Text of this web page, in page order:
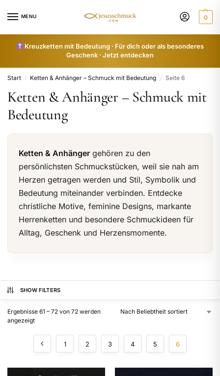
MENU 0
Kreuzketten mit Bedeutung · Für dich oder als besonderes
Geschenk · Jetzt entdecken
Start / Ketten & Anhänger – Schmuck mit Bedeutung / Seite 6
Ketten & Anhänger – Schmuck mit
Bedeutung
Ketten & Anhänger gehören zu den
persönlichsten Schmuckstücken, weil sie nah am
Herzen getragen werden und Stil, Symbolik und
Bedeutung miteinander verbinden. Entdecke
christliche Motive, feminine Designs, markante
Herrenketten und besondere Schmuckideen für
Alltag, Geschenk und Herzensmomente.
SHOW FILTERS
Ergebnisse 61 – 72 von 72 werden
angezeigt
1 2 3 4 5 6